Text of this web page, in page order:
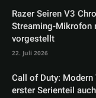
Razer Seiren V3
Streaming-Mikrofon
vorgestellt
22. Juli 2026
Call of Duty:
erster Serienteil